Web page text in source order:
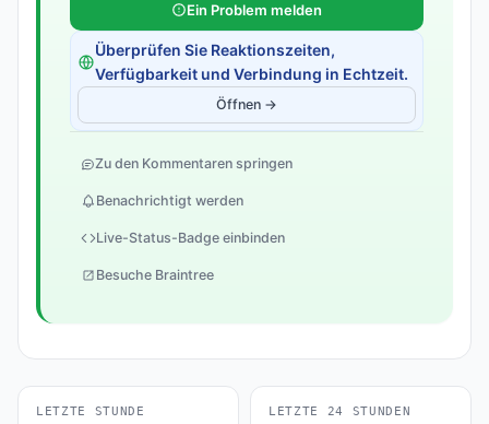
Ein Problem melden
Überprüfen Sie Reaktionszeiten,
Verfügbarkeit und Verbindung in Echtzeit.
Öffnen →
Zu den Kommentaren springen
Benachrichtigt werden
Live-Status-Badge einbinden
Besuche Braintree
LETZTE STUNDE LETZTE 24 STUNDEN